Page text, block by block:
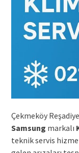
Çekmeköy
Samsung markalı
teknik servis